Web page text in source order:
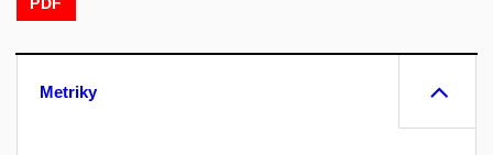
PDF
Metriky